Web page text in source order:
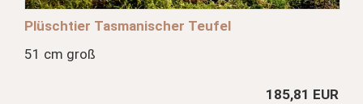
Plüschtier Tasmanischer Teufel
51 cm groß
185,81 EUR